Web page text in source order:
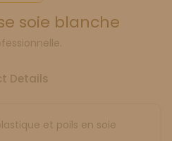
soie blanche
Details
et poils en soie